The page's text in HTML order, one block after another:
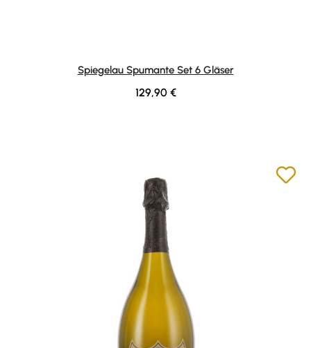
Spiegelau Spumante Set 6 Gläser
Regulärer Preis:
129,90 €